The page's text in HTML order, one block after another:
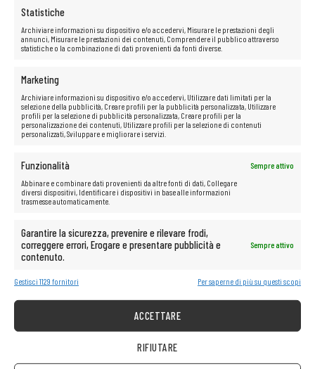
Statistiche
Archiviare informazioni su dispositivo e/o accedervi, Misurare le prestazioni degli
annunci, Misurare le prestazioni dei contenuti, Comprendere il pubblico attraverso
statistiche o la combinazione di dati provenienti da fonti diverse.
Marketing
Archiviare informazioni su dispositivo e/o accedervi, Utilizzare dati limitati per la
selezione della pubblicità, Creare profili per la pubblicità personalizzata, Utilizzare
profili per la selezione di pubblicità personalizzata, Creare profili per la
personalizzazione dei contenuti, Utilizzare profili per la selezione di contenuti
personalizzati, Sviluppare e migliorare i servizi.
Funzionalità
Sempre attivo
Abbinare e combinare dati provenienti da altre fonti di dati, Collegare
diversi dispositivi, Identificare i dispositivi in base alle informazioni
trasmesse automaticamente.
Garantire la sicurezza, prevenire e rilevare frodi,
correggere errori, Erogare e presentare pubblicità e
contenuto.
Sempre attivo
Gestisci 1129 fornitori Per saperne di più su questi scopi
ACCETTARE
RIFIUTARE
Non è stato trovato nessun prodotto che corrisponde alla tua
selezione.
INFORMAZIONE
Gestisci i cookie
Politica sulla riservatezza
ASSISTENZA CLIENTI
Consegna
Reclamo sull’attrezzatura acquistata
IT REMARKETING
IT REMARKETING Austria/Germania
IT REMARKETING International